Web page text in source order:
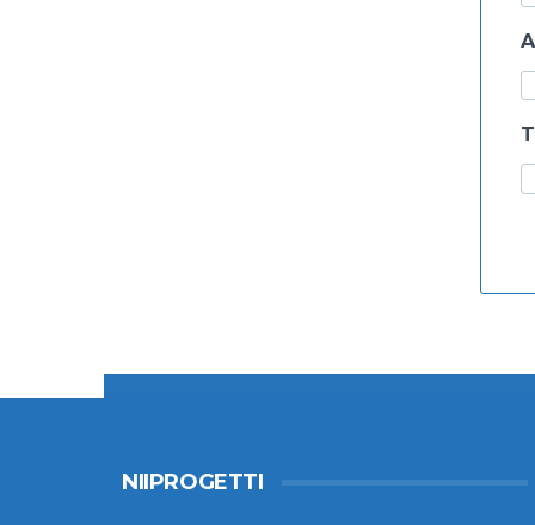
NIIPROGETTI